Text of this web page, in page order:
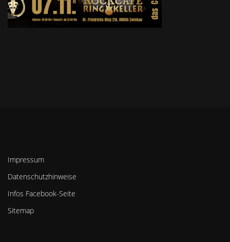
Impressum
Datenschutzhinweise
Infos Facebook-Seite
Sitemap